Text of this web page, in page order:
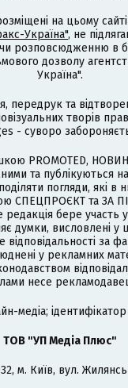
на цьому
Україна", не
розповсюдженню в
дозволу
Україна".
передрук та
творів
- суворо
PROMOTED,
та публікуються
погляди, які в
СПЕЦПРОЄКТ та ЗА
бере участь у
думки, висловлені у
відповідальності за
у рекламних
несе
медіа;
ТОВ "УП Медіа Плюс"
м. Київ, вул.